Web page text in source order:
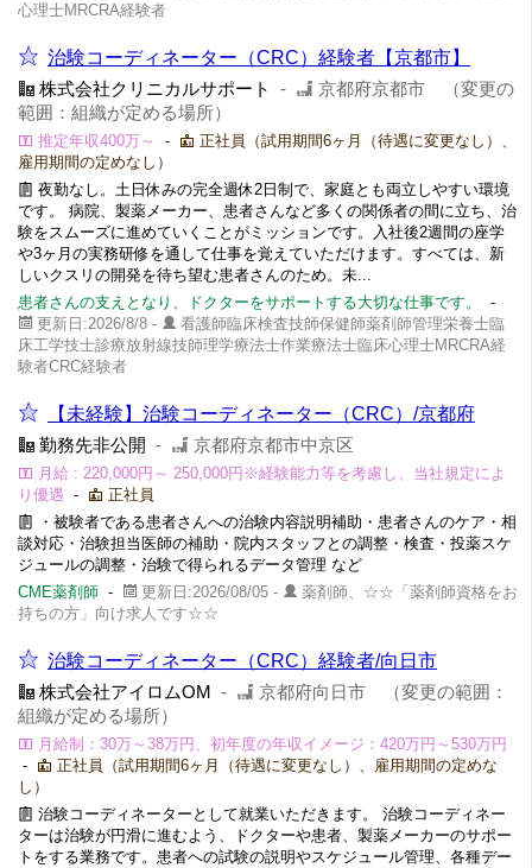
心理士MRCRA経験者
治験コーディネーター（CRC）経験者【京都市】
株式会社クリニカルサポート -
京都府京都市 （変更の
範囲：組織が定める場所）
推定年収400万～ -
正社員（試用期間6ヶ月（待遇に変更なし）、
雇用期間の定めなし）
夜勤なし。土日休みの完全週休2日制で、家庭とも両立しやすい環境
です。 病院、製薬メーカー、患者さんなど多くの関係者の間に立ち、治
験をスムーズに進めていくことがミッションです。入社後2週間の座学
や3ヶ月の実務研修を通して仕事を覚えていただけます。すべては、新
しいクスリの開発を待ち望む患者さんのため。未...
患者さんの支えとなり、ドクターをサポートする大切な仕事です。
-
更新日:2026/8/8 -
看護師臨床検査技師保健師薬剤師管理栄養士臨
床工学技士診療放射線技師理学療法士作業療法士臨床心理士MRCRA経
験者CRC経験者
【未経験】治験コーディネーター（CRC）/京都府
勤務先非公開 - 京都府京都市中京区
月給 : 220,000円～ 250,000円※経験能力等を考慮し、当社規定によ
り優遇 -
正社員
・被験者である患者さんへの治験内容説明補助・患者さんのケア・相
談対応・治験担当医師の補助・院内スタッフとの調整・検査・投薬スケ
ジュールの調整・治験で得られるデータ管理 など
CME薬剤師 - 更新日:2026/08/05 -
薬剤師、☆☆「薬剤師資格をお
持ちの方」向け求人です☆☆
治験コーディネーター（CRC）経験者/向日市
株式会社アイロムOM -
京都府向日市 （変更の範囲：
組織が定める場所）
月給制：30万～38万円、初年度の年収イメージ：420万円～530万円
-
正社員（試用期間6ヶ月（待遇に変更なし）、雇用期間の定めな
し）
治験コーディネーターとして就業いただきます。 治験コーディネー
ターは治験が円滑に進むよう、ドクターや患者、製薬メーカーのサポー
トをする業務です。患者への試験の説明やスケジュール管理、各種デー